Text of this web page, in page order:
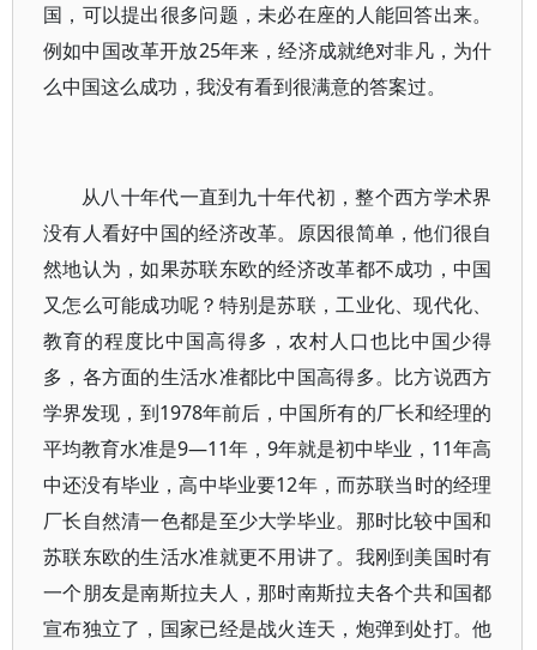
国，可以提出很多问题，未必在座的人能回答出来。
例如中国改革开放25年来，经济成就绝对非凡，为什
么中国这么成功，我没有看到很满意的答案过。
从八十年代一直到九十年代初，整个西方学术界
没有人看好中国的经济改革。原因很简单，他们很自
然地认为，如果苏联东欧的经济改革都不成功，中国
又怎么可能成功呢？特别是苏联，工业化、现代化、
教育的程度比中国高得多，农村人口也比中国少得
多，各方面的生活水准都比中国高得多。比方说西方
学界发现，到1978年前后，中国所有的厂长和经理的
平均教育水准是9—11年，9年就是初中毕业，11年高
中还没有毕业，高中毕业要12年，而苏联当时的经理
厂长自然清一色都是至少大学毕业。那时比较中国和
苏联东欧的生活水准就更不用讲了。我刚到美国时有
一个朋友是南斯拉夫人，那时南斯拉夫各个共和国都
宣布独立了，国家已经是战火连天，炮弹到处打。他